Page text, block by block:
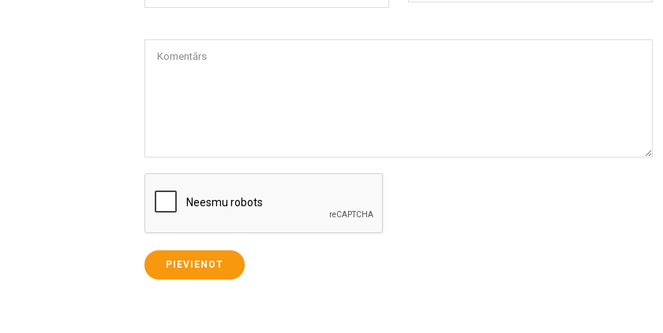
Komentārs
PIEVIENOT